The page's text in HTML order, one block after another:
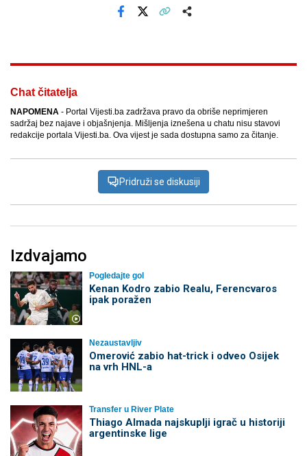
Chat čitatelja
NAPOMENA - Portal Vijesti.ba zadržava pravo da obriše neprimjeren
sadržaj bez najave i objašnjenja. Mišljenja iznešena u chatu nisu stavovi
redakcije portala Vijesti.ba. Ova vijest je sada dostupna samo za čitanje.
Pridruži se diskusiji
Izdvajamo
Pogledajte gol
Kenan Kodro zabio Realu, Ferencvaros
ipak poražen
Nezaustavljiv
Omerović zabio hat-trick i odveo Osijek
na vrh HNL-a
Transfer u River Plate
Thiago Almada najskuplji igrač u historiji
argentinske lige